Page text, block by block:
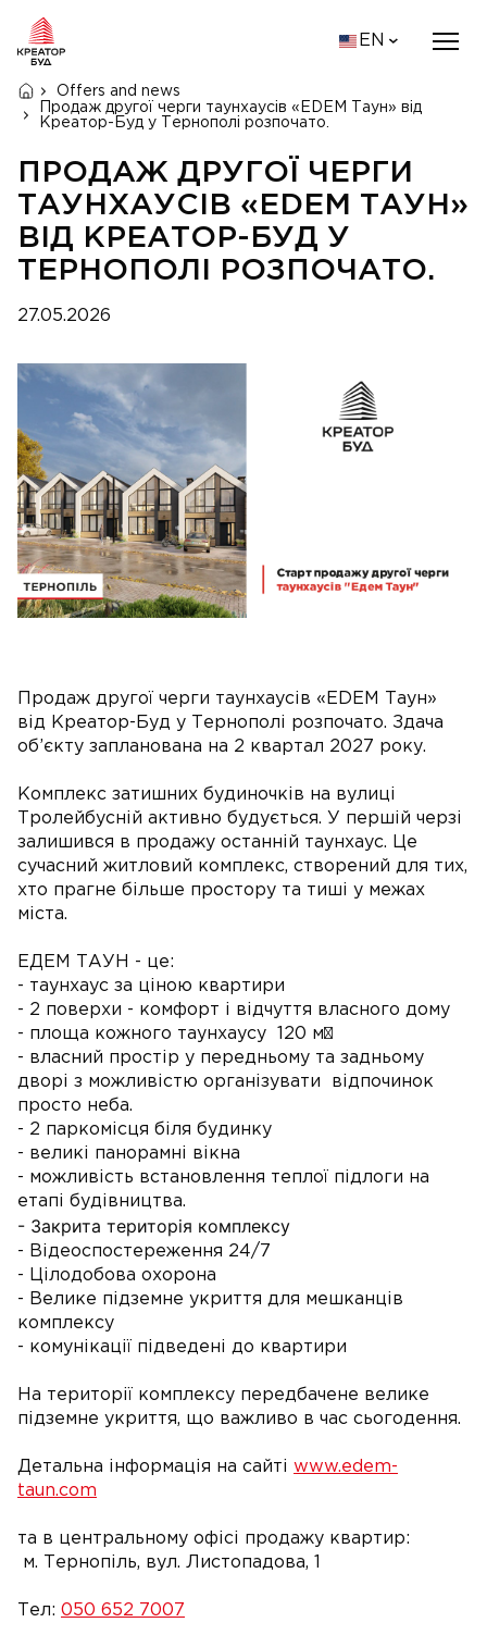
EN
Offers and news
Продаж другої черги таунхаусів «EDEM Таун» від
Креатор-Буд у Тернополі розпочато.
ПРОДАЖ ДРУГОЇ ЧЕРГИ
ТАУНХАУСІВ «EDEM ТАУН»
ВІД КРЕАТОР-БУД У
ТЕРНОПОЛІ РОЗПОЧАТО.
27.05.2026
Продаж другої черги таунхаусів «EDEM Таун»
від Креатор-Буд у Тернополі розпочато. Здача
об’єкту запланована на 2 квартал 2027 року.
Комплекс затишних будиночків на вулиці
Тролейбусній активно будується. У першій черзі
залишився в продажу останній таунхаус. Це
сучасний житловий комплекс, створений для тих,
хто прагне більше простору та тиші у межах
міста.
ЕДЕМ ТАУН - це:
- таунхаус за ціною квартири
- 2 поверхи - комфорт і відчуття власного дому
- площа кожного таунхаусу 120 м²
- власний простір у передньому та задньому
дворі з можливістю організувати
відпочинок
просто неба.
- 2 паркомісця біля будинку
- великі панорамні вікна
- можливість встановлення теплої підлоги на
етапі будівництва.
- Закрита територія комплексу
- Відеоспостереження 24/7
- Цілодобова охорона
- Велике підземне укриття для мешканців
комплексу
- комунікації підведені до квартири
На території комплексу передбачене велике
підземне укриття, що важливо в час сьогодення.
Детальна інформація на сайті www.edem-
taun.com
та в центральному офісі продажу квартир:
м. Тернопіль, вул. Листопадова, 1
Тел: 050 652 7007